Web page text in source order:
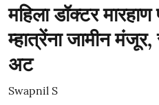
महिला डॉक्टर
म्हात्रेंना जामीन मंजूर,
अट
Swapnil S